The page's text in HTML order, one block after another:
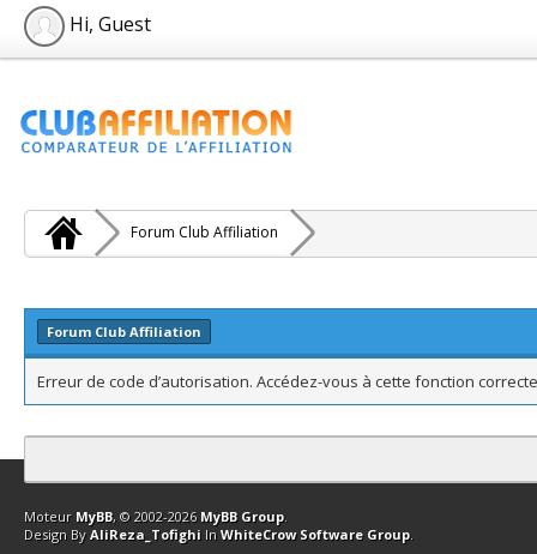
Hi, Guest
Forum Club Affiliation
Forum Club Affiliation
Erreur de code d’autorisation. Accédez-vous à cette fonction
Contact Club Affiliation Retourner en haut Version bas-débit
Moteur MyBB, © 2002-2026 MyBB Group.
Design By AliReza_Tofighi In WhiteCrow Software Group.